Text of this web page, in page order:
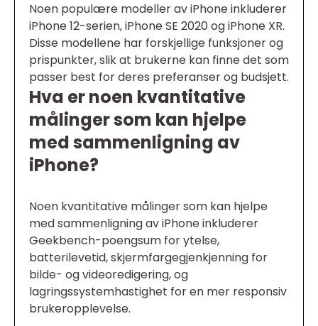
Noen populære modeller av iPhone inkluderer
iPhone 12-serien, iPhone SE 2020 og iPhone XR.
Disse modellene har forskjellige funksjoner og
prispunkter, slik at brukerne kan finne det som
passer best for deres preferanser og budsjett.
Hva er noen kvantitative
målinger som kan hjelpe
med sammenligning av
iPhone?
Noen kvantitative målinger som kan hjelpe
med sammenligning av iPhone inkluderer
Geekbench-poengsum for ytelse,
batterilevetid, skjermfargegjenkjenning for
bilde- og videoredigering, og
lagringssystemhastighet for en mer responsiv
brukeropplevelse.